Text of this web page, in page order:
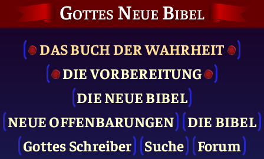
Gottes Neue Bibel
DAS BUCH DER WAHRHEIT
DIE VOR­BEREITUNG
DIE NEUE BIBEL
NEUE OFFENBARUNGEN
DIE BIBEL
Gottes Schreiber
Suche
Forum